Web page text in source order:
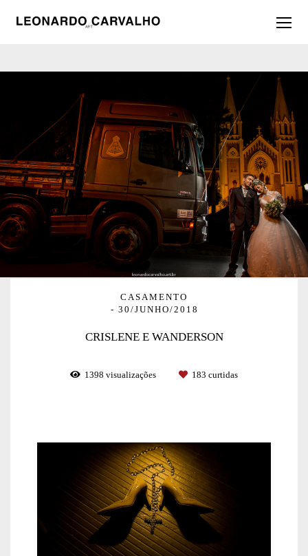
CASAMENTO
30/JUNHO/2018
CRISLENE E WANDERSON
1398 visualizações 183 curtidas